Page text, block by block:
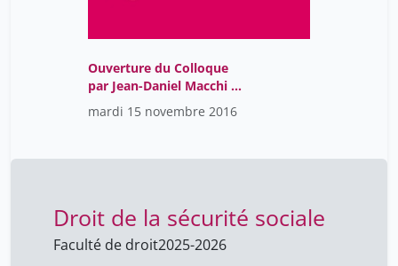
Ouverture du Colloque
par Jean-Daniel Macchi et
Introduction par Ghislain
Waterlot
mardi 15 novembre 2016
Droit de la sécurité sociale
Faculté de droit2025-2026